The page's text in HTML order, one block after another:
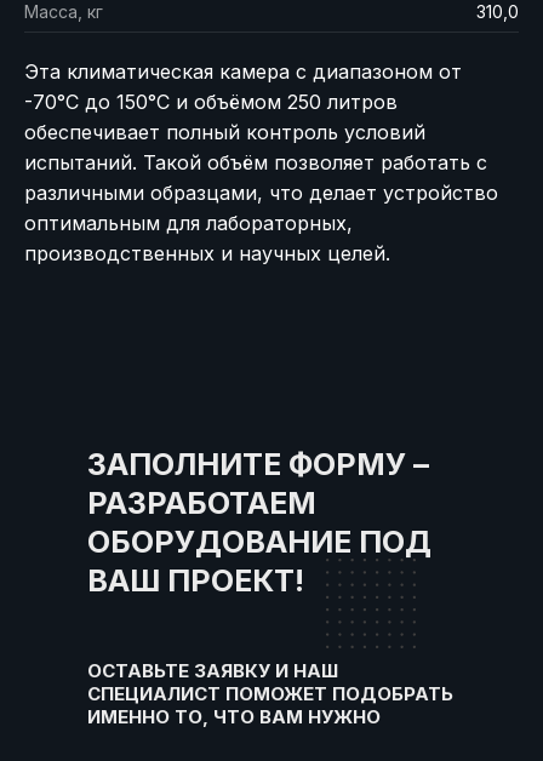
Масса, кг
310,0
Эта климатическая камера с диапазоном от
-70°C до 150°C и объёмом 250 литров
обеспечивает полный контроль условий
испытаний. Такой объём позволяет работать с
различными образцами, что делает устройство
оптимальным для лабораторных,
производственных и научных целей.
ОСТАВЬТЕ ЗАЯВКУ И НАШ
СПЕЦИАЛИСТ ПОМОЖЕТ ПОДОБРАТЬ
ИМЕННО ТО, ЧТО ВАМ НУЖНО
ЗАПОЛНИТЕ ФОРМУ –
РАЗРАБОТАЕМ
ОБОРУДОВАНИЕ ПОД
ВАШ ПРОЕКТ!